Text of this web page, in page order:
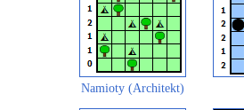
Namioty (Architekt)